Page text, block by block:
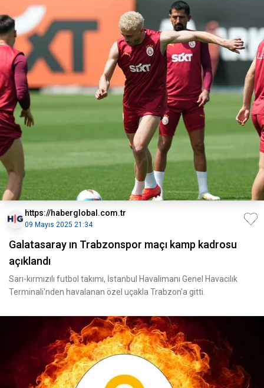
https://haberglobal.com.tr
09 Mayıs 2025 21:34
Galatasaray ın Trabzonspor maçı kamp kadrosu
açıklandı
Sarı-kırmızılı futbol takımı, İstanbul Havalimanı Genel Havacılık
Terminali'nden havalanan özel uçakla Trabzon'a gitti.